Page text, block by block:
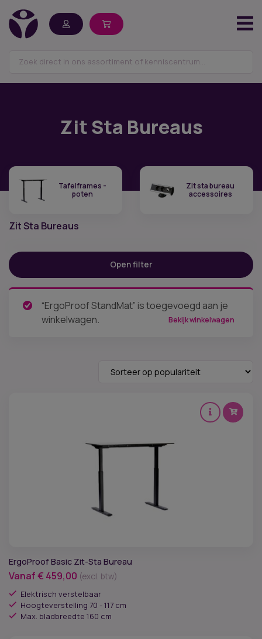
Zit Sta Bureaus
Tafelframes -
poten
Zit sta bureau
accessoires
Zit Sta Bureaus
Prijs:€ 7—€ 1.699
Categorieën
Tafelframes - poten
Open filter
“ErgoProof StandMat” is toegevoegd aan je
winkelwagen.
Bekijk winkelwagen
ErgoProof Basic Zit-Sta Bureau
Vanaf€ 459,00 (excl. btw)
Elektrisch verstelbaar
Hoogteverstelling 70 - 117 cm
Max. bladbreedte 160 cm